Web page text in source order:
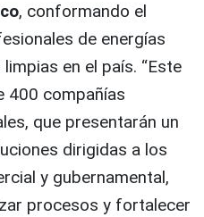
, conformando el
de energías
en el país. “Este
400 compañías
que presentarán un
dirigidas a los
y gubernamental,
procesos y fortalecer